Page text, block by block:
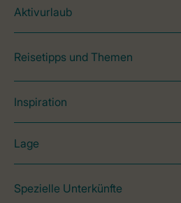
Aktivurlaub
Reisetipps und Themen
Inspiration
Lage
Spezielle Unterkünfte